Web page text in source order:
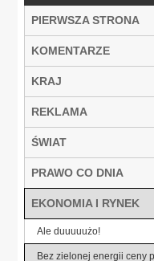
PIERWSZA STRONA
KOMENTARZE
KRAJ
REKLAMA
ŚWIAT
PRAWO CO DNIA
EKONOMIA I RYNEK
Ale duuuuużo!
Bez zielonej energii ceny